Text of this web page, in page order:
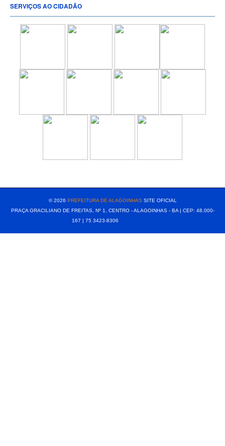
SERVIÇOS AO CIDADÃO
© 2026 PREFEITURA DE ALAGOINHASSITE OFICIAL
PRAÇA GRACILIANO DE FREITAS, Nº 1, CENTRO - ALAGOINHAS - BA | CEP: 48.000-
167 | 75 3423-8306⠀⠀⠀⠀⠀⠀⠀⠀⠀⠀